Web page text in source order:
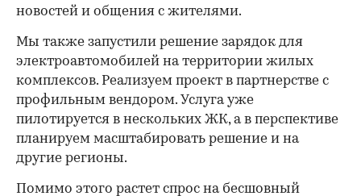
новостей и общения с жителями.
Мы также запустили решение зарядок для
электроавтомобилей на территории жилых
комплексов. Реализуем проект в партнерстве с
профильным вендором. Услуга уже
пилотируется в нескольких ЖК, а в перспективе
планируем масштабировать решение и на
другие регионы.
Помимо этого растет спрос на бесшовный